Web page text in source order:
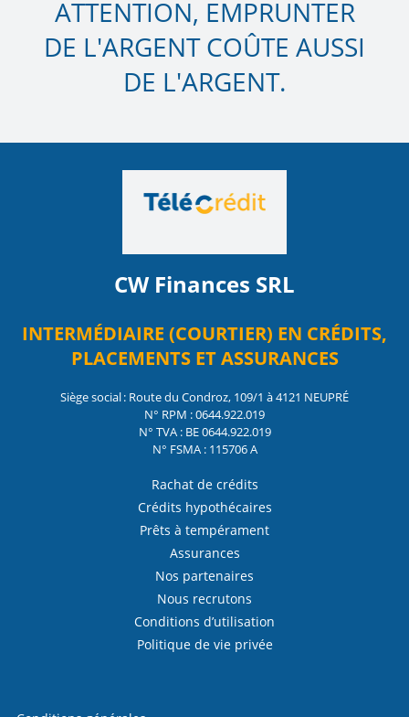
ATTENTION, EMPRUNTER
DE L'ARGENT COÛTE AUSSI
DE L'ARGENT.
CW Finances SRL
INTERMÉDIAIRE (COURTIER) EN CRÉDITS,
PLACEMENTS ET ASSURANCES
Siège social : Route du Condroz, 109/1 à 4121 NEUPRÉ
N° RPM : 0644.922.019
N° TVA : BE 0644.922.019
N° FSMA : 115706 A
Rachat de crédits
Crédits hypothécaires
Prêts à tempérament
Assurances
Nos partenaires
Nous recrutons
Conditions d’utilisation
Politique de vie privée